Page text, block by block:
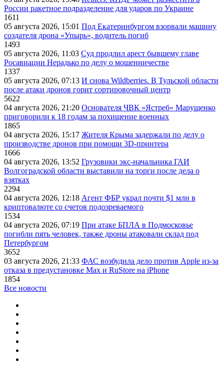
России ракетное подразделение для ударов по Украине
1611
05 августа 2026, 15:01 Под Екатеринбургом взорвали машину
создателя дрона «Упырь», водитель погиб
1493
05 августа 2026, 11:03 Суд продлил арест бывшему главе
Росавиации Нерадько по делу о мошенничестве
1337
05 августа 2026, 07:13 И снова Wildberries. В Тульской области
после атаки дронов горит сортировочный центр
5622
04 августа 2026, 21:20 Основателя ЧВК «Ястреб» Марущенко
приговорили к 18 годам за похищение военных
1865
04 августа 2026, 15:17 Жителя Крыма задержали по делу о
производстве дронов при помощи 3D‑принтера
1666
04 августа 2026, 13:52 Грузовики экс-начальника ГАИ
Волгоградской области выставили на торги после дела о
взятках
2294
04 августа 2026, 12:18 Агент ФБР украл почти $1 млн в
криптовалюте со счетов подозреваемого
1534
04 августа 2026, 07:19 При атаке БПЛА в Подмосковье
погибли пять человек, также дроны атаковали склад под
Петербургом
3652
03 августа 2026, 21:33 ФАС возбудила дело против Apple из-за
отказа в предустановке Max и RuStore на iPhone
1854
Все новости